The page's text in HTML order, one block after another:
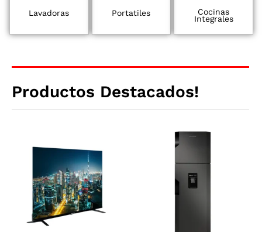
Lavadoras Portatiles Cocinas
Integrales
Productos Destacados!